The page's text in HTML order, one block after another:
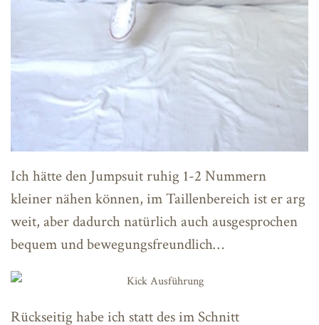
Ich hätte den Jumpsuit ruhig 1-2 Nummern
kleiner nähen können, im Taillenbereich ist er arg
weit, aber dadurch natürlich auch ausgesprochen
bequem und bewegungsfreundlich…
Rückseitig habe ich statt des im Schnitt